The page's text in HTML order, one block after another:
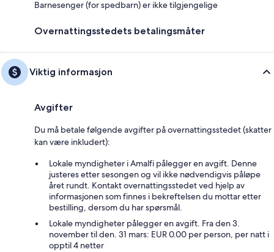
Barnesenger (for spedbarn) er ikke tilgjengelige
Overnattingsstedets betalingsmåter
Viktig informasjon
Avgifter
Du må betale følgende avgifter på overnattingsstedet (skatter
kan være inkludert):
Lokale myndigheter i Amalfi pålegger en avgift. Denne
justeres etter sesongen og vil ikke nødvendigvis påløpe
året rundt. Kontakt overnattingsstedet ved hjelp av
informasjonen som finnes i bekreftelsen du mottar etter
bestilling, dersom du har spørsmål.
Lokale myndigheter pålegger en avgift. Fra den 3.
november til den. 31 mars: EUR 0.00 per person, per natt i
opptil 4 netter